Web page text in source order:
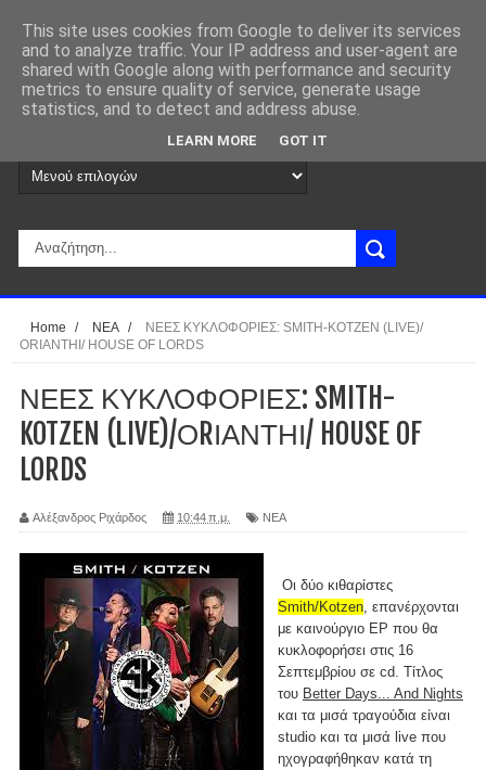
Home / ΝΕΑ /
ΝΕΕΣ ΚΥΚΛΟΦΟΡΙΕΣ: SMITH-KOTZEN (LIVE)/
ΟRΙΑΝΤΗΙ/ HOUSE OF LORDS
ΝΕΕΣ ΚΥΚΛΟΦΟΡΙΕΣ: SMITH-
KOTZEN (LIVE)/ΟRΙΑΝΤΗΙ/ HOUSE OF
LORDS
Αλέξανδρος Ριχάρδος 10:44 π.μ. ΝΕΑ
Οι δύο κιθαρίστες
Smith/Kotzen, επανέρχονται
με καινούργιο EP που θα
κυκλοφορήσει στις 16
Σεπτεμβρίου σε cd. Τίτλος
του Better Days... And Nights
και τα μισά τραγούδια είναι
studio και τα μισά live που
ηχογραφήθηκαν κατά τη
This site uses cookies from Google to deliver its services
and to analyze traffic. Your IP address and user-agent are
shared with Google along with performance and security
metrics to ensure quality of service, generate usage
statistics, and to detect and address abuse.
LEARN MORE GOT IT